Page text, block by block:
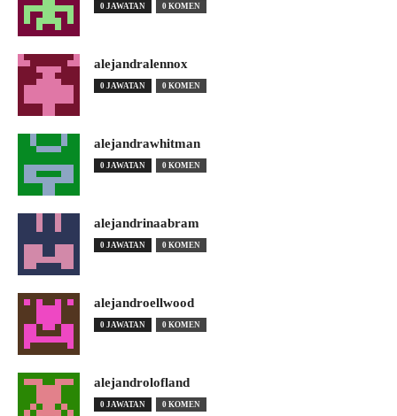
0 JAWATAN 0 KOMEN
alejandralennox
0 JAWATAN 0 KOMEN
alejandrawhitman
0 JAWATAN 0 KOMEN
alejandrinaabram
0 JAWATAN 0 KOMEN
alejandroellwood
0 JAWATAN 0 KOMEN
alejandrolofland
0 JAWATAN 0 KOMEN